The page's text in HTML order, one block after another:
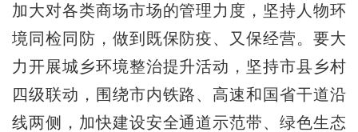
加大对各类商场市场的管理力度，坚持人物环
境同检同防，做到既保防疫、又保经营。要大
力开展城乡环境整治提升活动，坚持市县乡村
四级联动，围绕市内铁路、高速和国省干道沿
线两侧，加快建设安全通道示范带、绿色生态